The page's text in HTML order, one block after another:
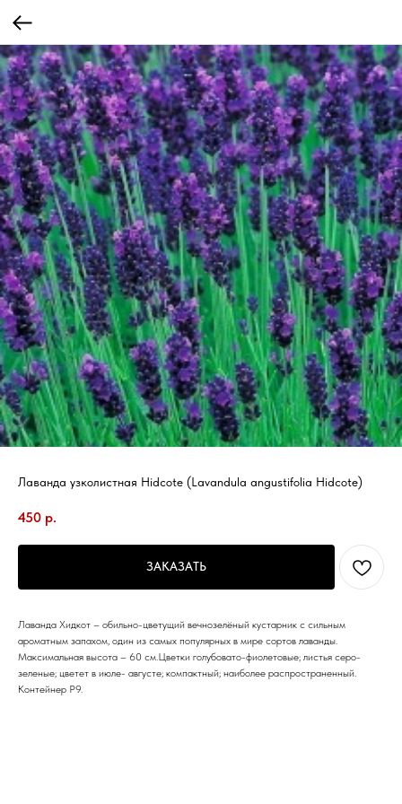
Лаванда узколистная Hidcote (Lavandula angustifolia Hidcote)
450 р.
ЗАКАЗАТЬ
Лаванда Хидкот – обильно-цветущий вечнозелёный кустарник с сильным
ароматным запахом, один из самых популярных в мире сортов лаванды.
Максимальная высота – 60 см.Цветки голубовато-фиолетовые; листья серо-
зеленые; цветет в июле- августе; компактный; наиболее распространенный.
Контейнер Р9.